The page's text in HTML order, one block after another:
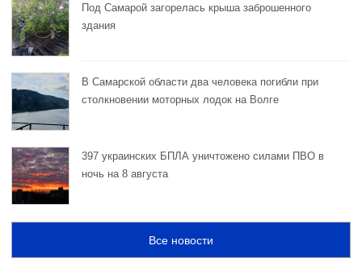
Под Самарой загорелась крыша заброшенного
здания
В Самарской области два человека погибли при
столкновении моторных лодок на Волге
397 украинских БПЛА уничтожено силами ПВО в
ночь на 8 августа
Все новости